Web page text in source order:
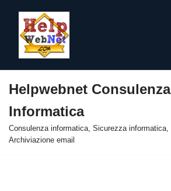
al
contenuto
Helpwebnet Consulenza
Informatica
Consulenza informatica, Sicurezza informatica,
Archiviazione email